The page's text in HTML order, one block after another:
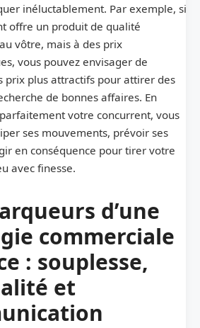
inéluctablement. Par exemple, si
offre un produit de qualité
vôtre, mais à des prix
vous pouvez envisager de
prix plus attractifs pour attirer des
de bonnes affaires. En
votre concurrent, vous
ses mouvements, prévoir ses
en conséquence pour tirer votre
avec finesse.
d’une
commerciale
: souplesse,
et